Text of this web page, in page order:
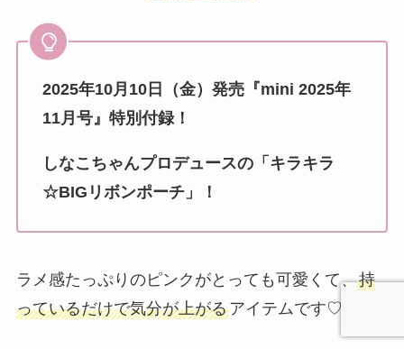
2025年10月10日（金）発売『mini 2025年
11月号』特別付録！
しなこちゃんプロデュースの「キラキラ
☆BIGリボンポーチ」！
ラメ感たっぷりのピンクがとっても可愛くて、持
っているだけで気分が上がるアイテムです♡